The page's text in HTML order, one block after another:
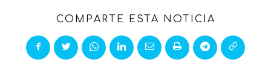
COMPARTE ESTA NOTICIA